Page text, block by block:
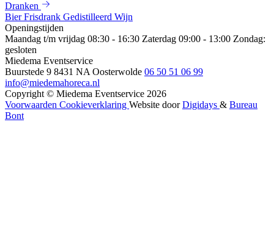
Dranken
BierFrisdrank Gedistilleerd Wijn
Openingstijden
Maandag t/m vrijdag 08:30 - 16:30 Zaterdag 09:00 - 13:00 Zondag:
gesloten
Miedema Eventservice
Buurstede 9 8431 NA Oosterwolde 06 50 51 06 99
info@miedemahoreca.nl
Copyright © Miedema Eventservice 2026
Voorwaarden Cookieverklaring Website doorDigidays & Bureau
Bont